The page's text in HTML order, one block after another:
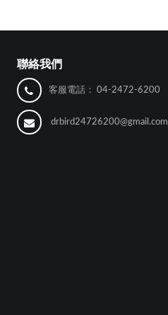
聯絡我們
客服電話： 04-2472-6200
drbird24726200@gmail.com